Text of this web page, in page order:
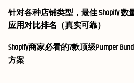
针对各种店铺类型，最佳 Shopify 数
应用对比排名（真实可靠）
Shopify商家必看的7款顶级Pumper
方案